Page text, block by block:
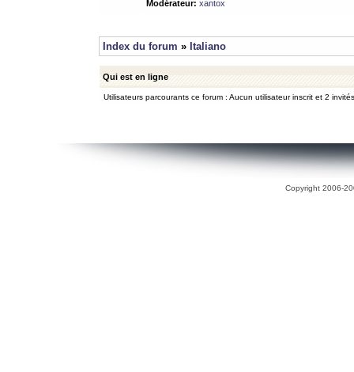
Modérateur: xantox
Index du forum » Italiano
Qui est en ligne
Utilisateurs parcourants ce forum : Aucun utilisateur inscrit et 2 invités
Copyright 2006-